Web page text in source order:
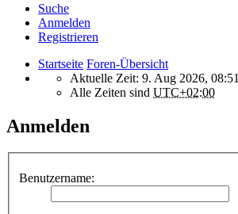
Suche
Anmelden
Registrieren
Startseite Foren-Übersicht
Aktuelle Zeit: 9. Aug 2026, 08:51
Alle Zeiten sind UTC+02:00
Anmelden
Benutzername: